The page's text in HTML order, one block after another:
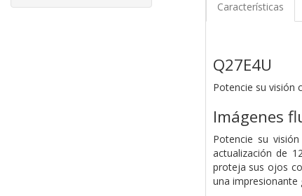
Características
Q27E4U
Potencie su visión
Imágenes
Potencie su
actualización de
proteja sus ojos
una impresionante